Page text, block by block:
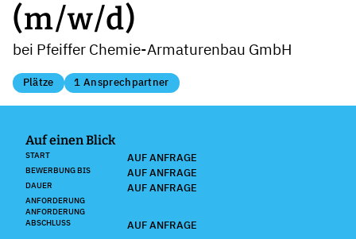
(m/w/d)
bei Pfeiffer Chemie-Armaturenbau GmbH
Plätze 1 Ansprechpartner
Auf einen Blick
START AUF ANFRAGE
BEWERBUNG BIS AUF ANFRAGE
DAUER AUF ANFRAGE
ANFORDERUNG
ANFORDERUNG
ABSCHLUSS
AUF ANFRAGE